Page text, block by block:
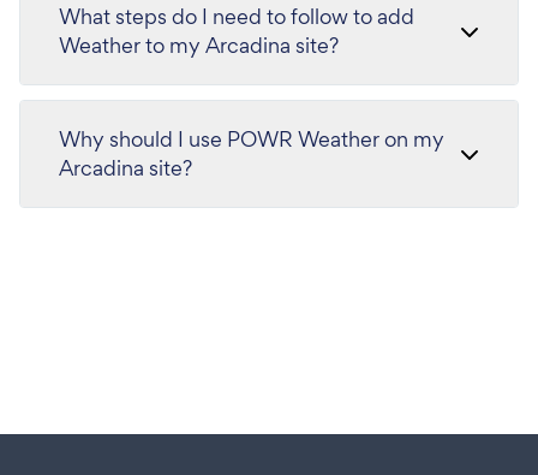
What steps do I need to follow to add
Weather to my Arcadina site?
Why should I use POWR Weather on my
Arcadina site?